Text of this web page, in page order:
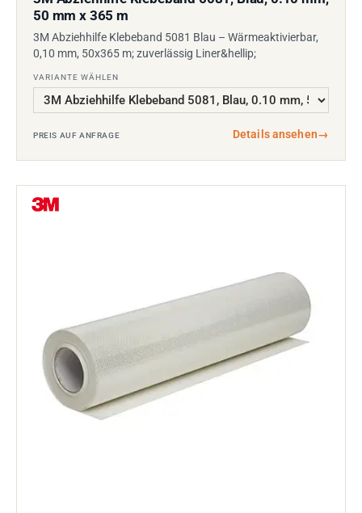
50 mm x 365 m
3M Abziehhilfe Klebeband 5081 Blau – Wärmeaktivierbar,
0,10 mm, 50x365 m; zuverlässig Liner&hellip;
VARIANTE WÄHLEN
PREIS AUF ANFRAGE Details ansehen→